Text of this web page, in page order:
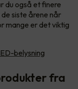
du også et finere
siste årene når
mange er det viktig
belysning
fra